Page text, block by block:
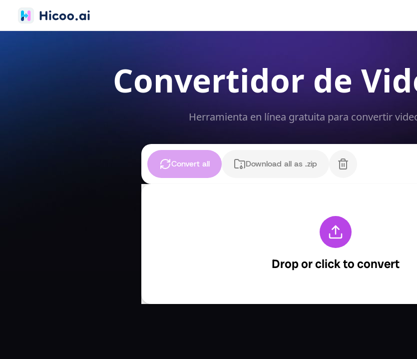
Convertidor de
Herramienta en línea gratuita para convertir